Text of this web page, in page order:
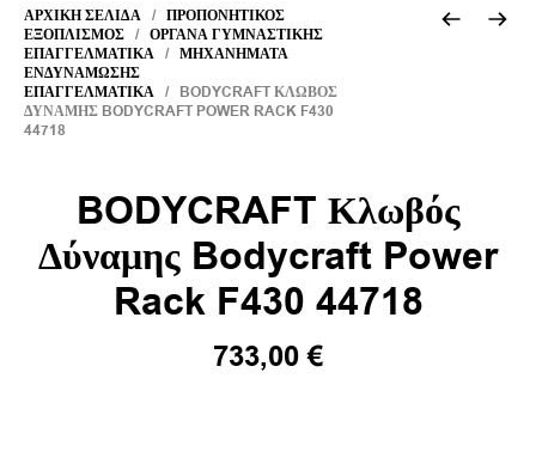
ΑΡΧΙΚΉ ΣΕΛΊΔΑ / ΠΡΟΠΟΝΗΤΙΚΌΣ
ΕΞΟΠΛΙΣΜΌΣ / ΌΡΓΑΝΑ ΓΥΜΝΑΣΤΙΚΉΣ
ΕΠΑΓΓΕΛΜΑΤΙΚΆ / ΜΗΧΑΝΉΜΑΤΑ
ΕΝΔΥΝΆΜΩΣΗΣ
ΕΠΑΓΓΕΛΜΑΤΙΚΆ / BODYCRAFT ΚΛΩΒΌΣ
ΔΎΝΑΜΗΣ BODYCRAFT POWER RACK F430
44718
BODYCRAFT Κλωβός
Δύναμης Bodycraft Power
Rack F430 44718
733,00€